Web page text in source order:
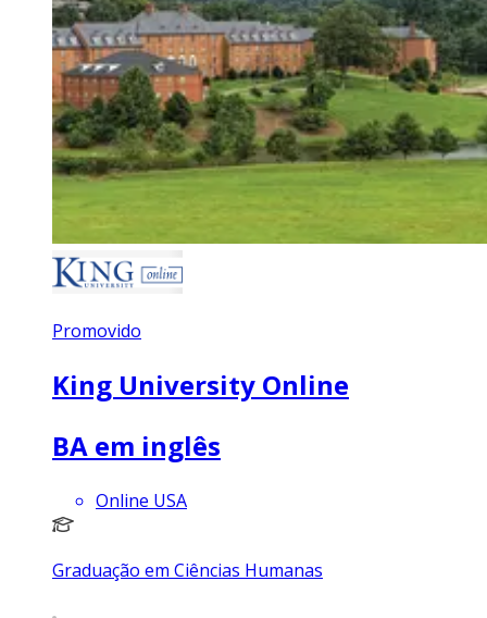
Promovido
King University Online
BA em inglês
Online USA
Graduação em Ciências Humanas